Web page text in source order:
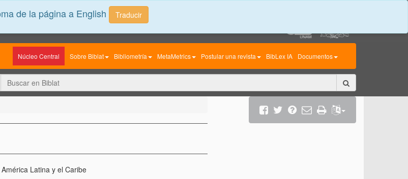
Núcleo Central Sobre Biblat Bibliometría MetaMetrics Postular una revista BibLex IA Documentos
Latina y el Caribe
de la página a English Traducir